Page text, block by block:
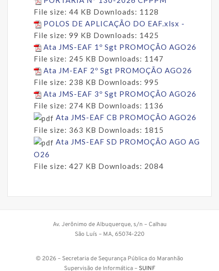
File size: 44 KB Downloads: 1128
POLOS DE APLICAÇÃO DO EAF.xlsx -
File size: 99 KB Downloads: 1425
Ata JMS-EAF 1º Sgt PROMOÇÃO AGO26
File size: 245 KB Downloads: 1147
Ata JM-EAF 2º Sgt PROMOÇÃO AGO26
File size: 238 KB Downloads: 995
Ata JMS-EAF 3º Sgt PROMOÇÃO AGO26
File size: 274 KB Downloads: 1136
Ata JMS-EAF CB PROMOÇÃO AGO26
File size: 363 KB Downloads: 1815
Ata JMS-EAF SD PROMOÇÃO AGO AG
O26
File size: 427 KB Downloads: 2084
Av. Jerônimo de Albuquerque, s/n – Calhau
São Luís – MA, 65074-220
© 2026 – Secretaria de Segurança Pública do Maranhão
Supervisão de Informática – SUINF